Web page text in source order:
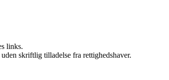
links.
skriftlig tilladelse fra rettighedshaver.